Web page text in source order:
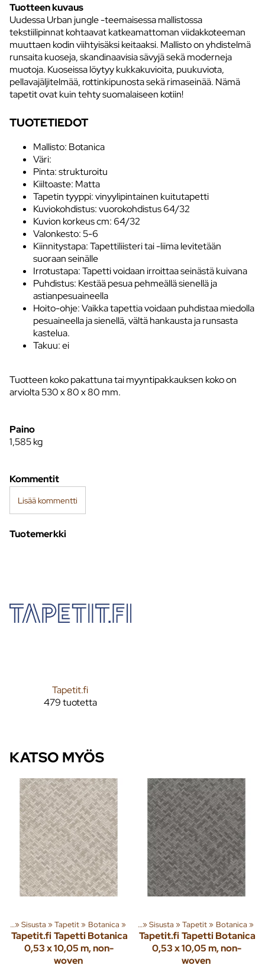
Tuotteen kuvaus
Uudessa Urban jungle -teemaisessa mallistossa
tekstiilipinnat kohtaavat katkeamattoman viidakkoteeman
muuttaen kodin viihtyisäksi keitaaksi. Mallisto on yhdistelmä
runsaita kuoseja, skandinaavisia sävyjä sekä moderneja
muotoja. Kuoseissa löytyy kukkakuvioita, puukuviota,
pellavajäljitelmää, rottinkipunosta sekä rimaseinää. Nämä
tapetit ovat kuin tehty suomalaiseen kotiin!
TUOTETIEDOT
Mallisto: Botanica
Väri:
Pinta: strukturoitu
Kiiltoaste: Matta
Tapetin tyyppi: vinyylipintainen kuitutapetti
Kuviokohdistus: vuorokohdistus 64/32
Kuvion korkeus cm: 64/32
Valonkesto: 5-6
Kiinnitystapa: Tapettiliisteri tai -liima levitetään
suoraan seinälle
Irrotustapa: Tapetti voidaan irroittaa seinästä kuivana
Puhdistus: Kestää pesua pehmeällä sienellä ja
astianpesuaineella
Hoito-ohje: Vaikka tapettia voidaan puhdistaa miedolla
pesuaineella ja sienellä, vältä hankausta ja runsasta
kastelua.
Takuu: ei
Tuotteen koko pakattuna tai myyntipakkauksen koko on
arviolta 530 x 80 x 80 mm.
Paino
1,585kg
Kommentit
Lisää kommentti
Tuotemerkki
Tapetit.fi
479 tuotetta
KATSO MYÖS
‪»Sisusta ‪»Tapetit‪» Botanica ‪»
Tapetit.fi Tapetti Botanica
0,53 x 10,05 m, non-
woven
Tuoteryhmiä ja tuotteita‪»Sisusta ‪»Tapetit‪» Botanica ‪»
Tapetit.fi Tapetti Botanica
0,53 x 10,05 m, non-
woven